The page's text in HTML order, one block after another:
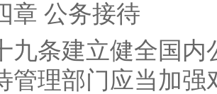
公务接待
条建立健全国内
管理部门应当加